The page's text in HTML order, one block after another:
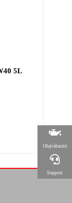
5L
Olajválasztó
Support